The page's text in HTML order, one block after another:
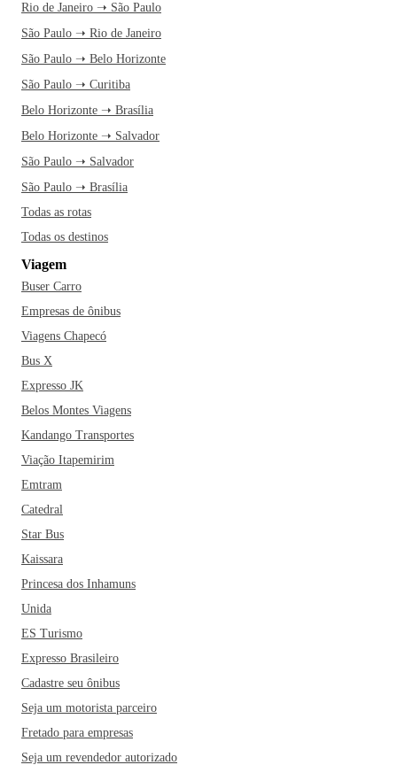
Rio de Janeiro ➝ São Paulo
São Paulo ➝ Rio de Janeiro
São Paulo ➝ Belo Horizonte
São Paulo ➝ Curitiba
Belo Horizonte ➝ Brasília
Belo Horizonte ➝ Salvador
São Paulo ➝ Salvador
São Paulo ➝ Brasília
Todas as rotas
Todas os destinos
Viagem
Buser Carro
Empresas de ônibus
Viagens Chapecó
Bus X
Expresso JK
Belos Montes Viagens
Kandango Transportes
Viação Itapemirim
Emtram
Catedral
Star Bus
Kaissara
Princesa dos Inhamuns
Unida
ES Turismo
Expresso Brasileiro
Cadastre seu ônibus
Seja um motorista parceiro
Fretado para empresas
Seja um revendedor autorizado